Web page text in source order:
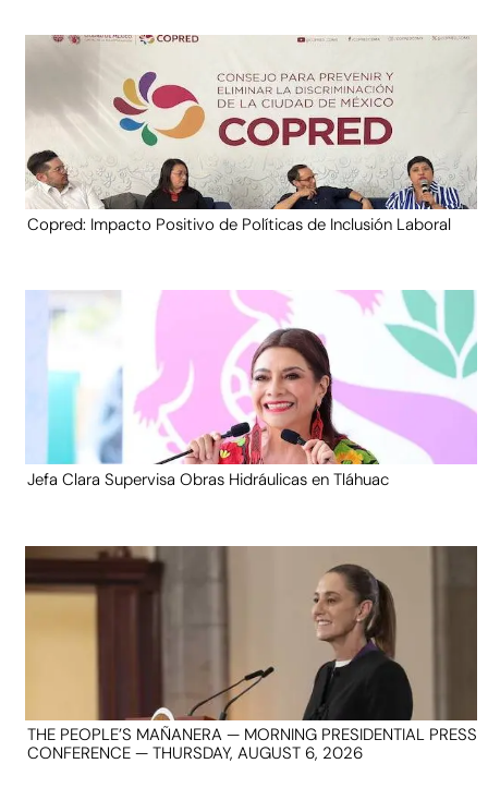
Copred: Impacto Positivo de Políticas de Inclusión Laboral
Jefa Clara Supervisa Obras Hidráulicas en Tláhuac
THE PEOPLE’S MAÑANERA — MORNING PRESIDENTIAL PRESS
CONFERENCE — THURSDAY, AUGUST 6, 2026